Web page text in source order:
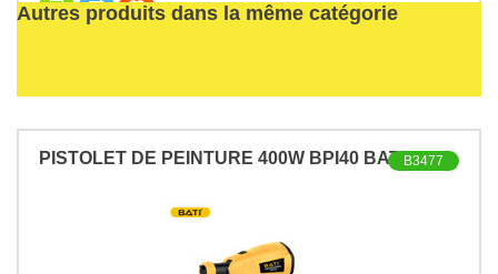
Autres produits dans la même catégorie
PISTOLET DE PEINTURE 400W BPI40 BATI B3477